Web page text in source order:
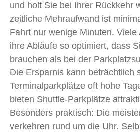
und holt Sie bei Ihrer Rückkehr
zeitliche Mehraufwand ist
Fahrt nur wenige Minuten. Viele
ihre Abläufe so optimiert, dass
brauchen als bei der
Die Ersparnis kann beträchtlich
Terminalparkplätze oft hohe
bieten Shuttle-Parkplätze
Besonders praktisch: Die
verkehren rund um die Uhr.